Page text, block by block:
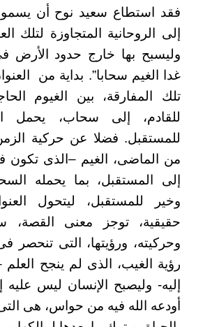
فقد استطاع سعيد نوح أن
إلى الروحانية المتجاوزة لتلك
وليسبح بها خارج حدود الأرض
غدا الغيم سحابا”. بداية من
تلك المفارقة، بين الغيوم
للقادم، إلى سحاب، يحمل
للمستقبل. فضلا عن حركية
من الماضى، الغيم –الذى
إلى المستقبل، بما يحمله
وخير للمستقبل، ليتحول
حقيقية، توجز معنى القصة،
وحركيته، ورؤيتها، التى تنحصر
رؤية الغيب، الذى لم ينجح
إليه- وليصبح الإنسان ليس عليه
أودعه الله فيه من حواس، هى التى